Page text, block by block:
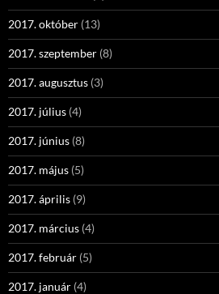
2017. október (13)
2017. szeptember (8)
2017. augusztus (3)
2017. július (4)
2017. június (8)
2017. május (5)
2017. április (9)
2017. március (4)
2017. február (5)
2017. január (4)